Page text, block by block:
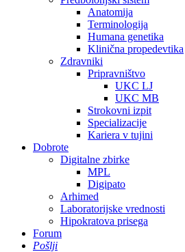
Anatomija
Terminologija
Humana genetika
Klinična propedevtika
Zdravniki
Pripravništvo
UKC LJ
UKC MB
Strokovni izpit
Specializacije
Kariera v tujini
Dobrote
Digitalne zbirke
MPL
Digipato
Arhimed
Laboratorijske vrednosti
Hipokratova prisega
Forum
Pošlji